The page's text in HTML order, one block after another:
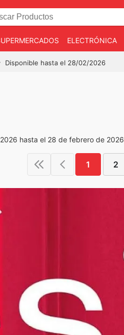
ELECTRÓNICA
Disponible hasta el 28/02/2026
hasta el 28 de febrero de 2026
1 2